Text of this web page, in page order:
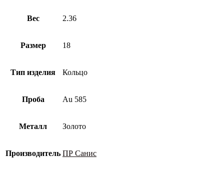
Вес 2.36
Размер 18
Тип изделия Кольцо
Проба Au 585
Металл Золото
Производитель ПР Санис